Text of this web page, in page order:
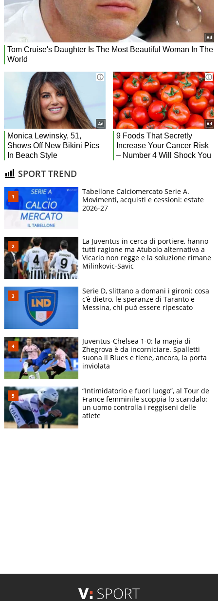
SPORT TREND
Tabellone Calciomercato Serie A.
Movimenti, acquisti e cessioni: estate
2026-27
La Juventus in cerca di portiere, hanno
tutti ragione ma Atubolo alternativa a
Vicario non regge e la soluzione rimane
Milinkovic-Savic
Serie D, slittano a domani i gironi: cosa
c’è dietro, le speranze di Taranto e
Messina, chi può essere ripescato
Juventus-Chelsea 1-0: la magia di
Zhegrova è da incorniciare. Spalletti
suona il Blues e tiene, ancora, la porta
inviolata
“Intimidatorio e fuori luogo”, al Tour de
France femminile scoppia lo scandalo:
un uomo controlla i reggiseni delle
atlete